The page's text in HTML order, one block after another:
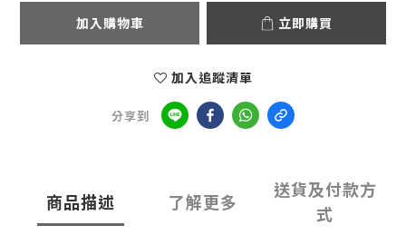
加入購物車 立即購買
加入追蹤清單
分享到
商品描述 了解更多
送貨及付款方
式